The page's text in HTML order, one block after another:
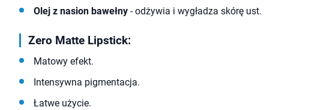
Olej z nasion bawełny - odżywia i wygładza skórę ust.
Zero Matte Lipstick:
Matowy efekt.
Intensywna pigmentacja.
Łatwe użycie.